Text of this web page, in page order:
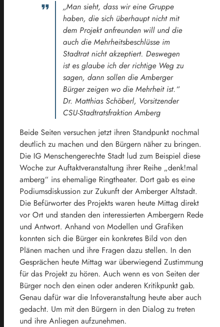
„Man sieht, dass wir eine Gruppe
haben, die sich überhaupt nicht mit
dem Projekt anfreunden will und die
auch die Mehrheitsbeschlüsse im
Stadtrat nicht akzeptiert. Deswegen
ist es glaube ich der richtige Weg zu
sagen, dann sollen die Amberger
Bürger zeigen wo die Mehrheit ist.“
Dr. Matthias Schöberl, Vorsitzender
CSU-Stadtratsfraktion Amberg
Beide Seiten versuchen jetzt ihren Standpunkt nochmal
deutlich zu machen und den Bürgern näher zu bringen.
Die IG Menschengerechte Stadt lud zum Beispiel diese
Woche zur Auftaktveranstaltung ihrer Reihe „denk!mal
amberg“ ins ehemalige Ringtheater. Dort gab es eine
Podiumsdiskussion zur Zukunft der Amberger Altstadt.
Die Befürworter des Projekts waren heute Mittag direkt
vor Ort und standen den interessierten Ambergern Rede
und Antwort. Anhand von Modellen und Grafiken
konnten sich die Bürger ein konkretes Bild von den
Plänen machen und ihre Fragen dazu stellen. In den
Gesprächen heute Mittag war überwiegend Zustimmung
für das Projekt zu hören. Auch wenn es von Seiten der
Bürger noch den einen oder anderen Kritikpunkt gab.
Genau dafür war die Infoveranstaltung heute aber auch
gedacht. Um mit den Bürgern in den Dialog zu treten
und ihre Anliegen aufzunehmen.